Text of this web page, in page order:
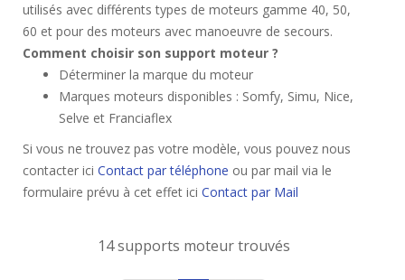
utilisés avec différents types de moteurs gamme 40, 50,
60 et pour des moteurs avec manoeuvre de secours.
Comment choisir son support moteur ?
Déterminer la marque du moteur
Marques moteurs disponibles : Somfy, Simu, Nice,
Selve et Franciaflex
Si vous ne trouvez pas votre modèle, vous pouvez nous
contacter ici Contact par téléphone ou par mail via le
formulaire prévu à cet effet ici Contact par Mail
14 supports moteur trouvés